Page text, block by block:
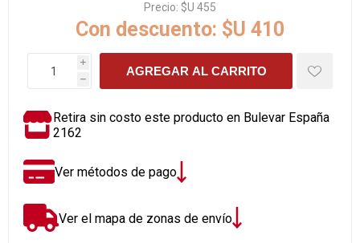
Precio: $U 455
Con descuento: $U 410
i
h
AGREGAR AL CARRITO
Retira sin costo este producto en Bulevar España
2162
Ver métodos de pago
Ver el mapa de zonas de envío